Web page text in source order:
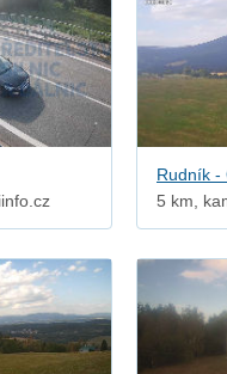
Rudník -
5 km,